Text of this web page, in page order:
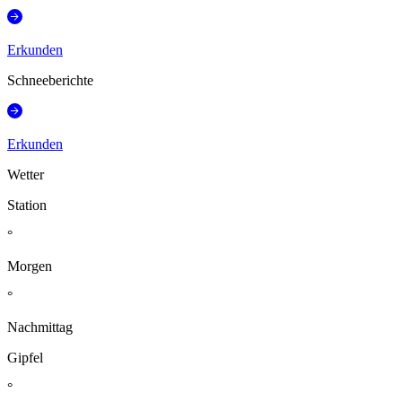
Erkunden
Schneeberichte
Erkunden
Wetter
Station
°
Morgen
°
Nachmittag
Gipfel
°